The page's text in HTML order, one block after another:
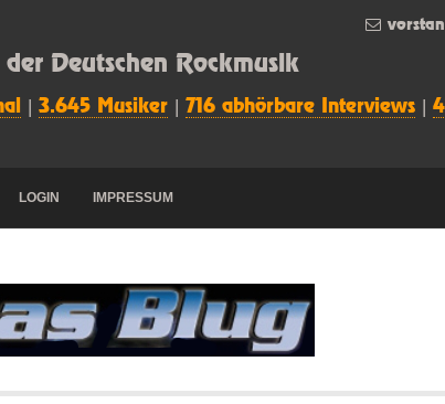
Deutschen Rockmusik
3.645 Musiker 716 abhörbare Interviews
LOGIN IMPRESSUM